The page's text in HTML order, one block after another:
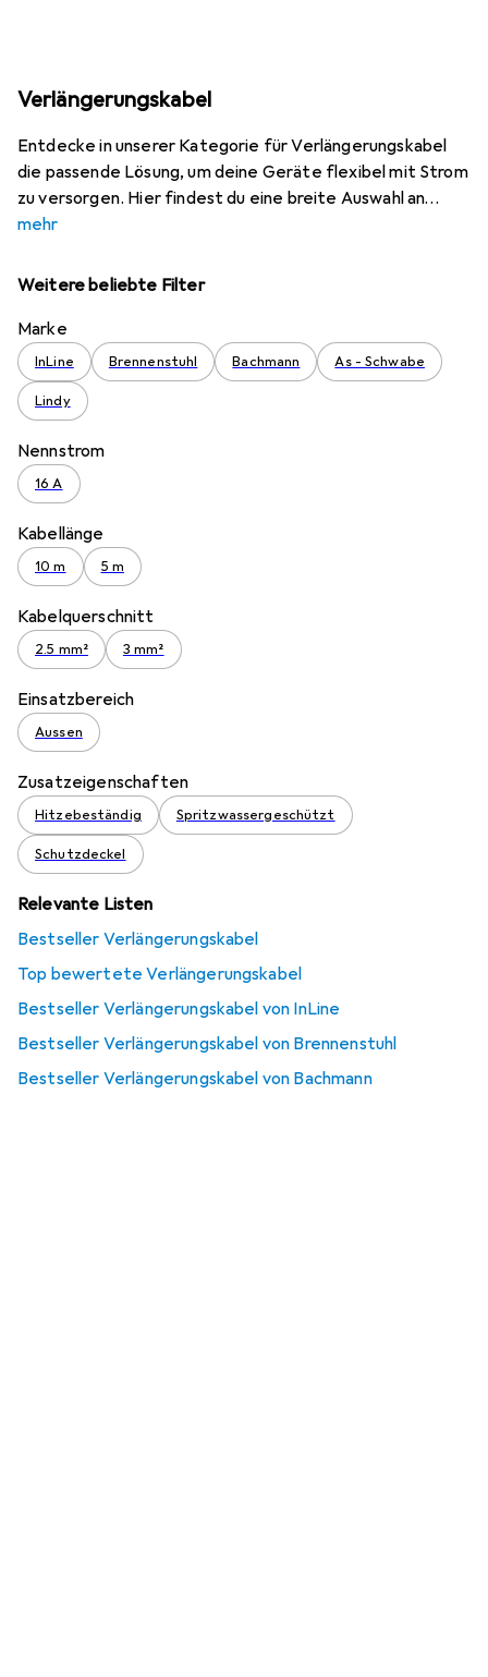
Verlängerungskabel
Entdecke in unserer Kategorie für Verlängerungskabel
die passende Lösung, um deine Geräte flexibel mit Strom
zu versorgen. Hier findest du eine breite Auswahl an
mehr
Weitere beliebte Filter
Marke
InLine Brennenstuhl Bachmann As - Schwabe
Lindy
Nennstrom
16 A
Kabellänge
10 m 5 m
Kabelquerschnitt
2.5 mm² 3 mm²
Einsatzbereich
Aussen
Zusatzeigenschaften
Hitzebeständig Spritzwassergeschützt
Schutzdeckel
Relevante Listen
Bestseller Verlängerungskabel
Top bewertete Verlängerungskabel
Bestseller Verlängerungskabel von InLine
Bestseller Verlängerungskabel von Brennenstuhl
Bestseller Verlängerungskabel von Bachmann